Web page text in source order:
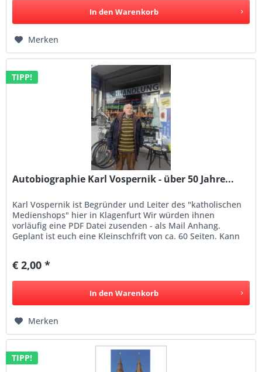
In den Warenkorb
Merken
TIPP!
Autobiographie Karl Vospernik - über 50 Jahre...
Karl Vospernik ist Begründer und Leiter des "katholischen
Medienshops" hier in Klagenfurt Wir würden ihnen
vorläufig eine PDF Datei zusenden - als Mail Anhang.
Geplant ist euch eine Kleinschfrift von ca. 60 Seiten. Kann
€ 2,00 *
In den Warenkorb
Merken
TIPP!